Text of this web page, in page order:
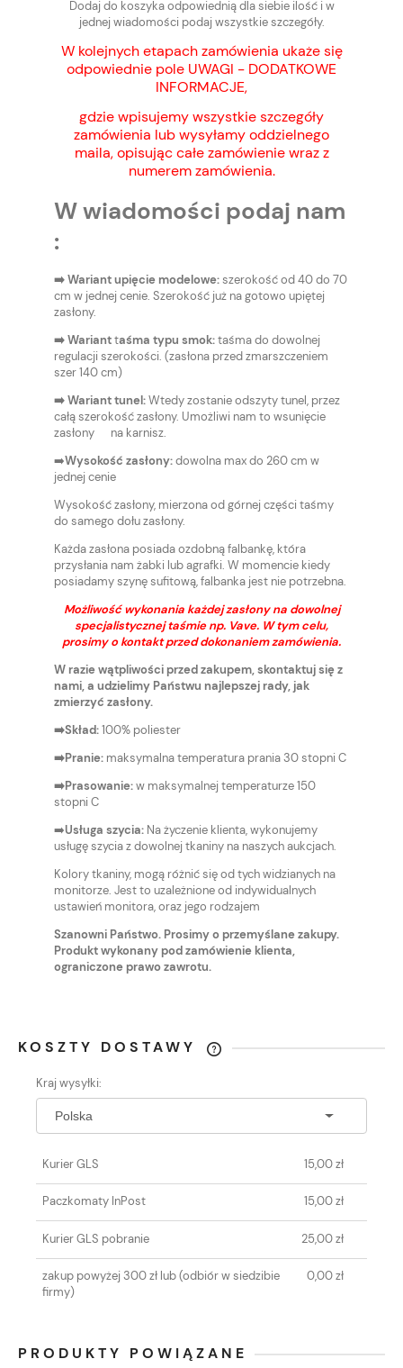
Dodaj do koszyka odpowiednią dla siebie ilość i w
jednej wiadomości podaj wszystkie szczegóły.
W kolejnych etapach zamówienia ukaże się
odpowiednie pole UWAGI - DODATKOWE
INFORMACJE,
gdzie wpisujemy wszystkie szczegóły
zamówienia lub wysyłamy oddzielnego
maila, opisując całe zamówienie wraz z
numerem zamówienia.
W wiadomości podaj nam
:
➡️ Wariant upięcie modelowe:szerokość od 40 do 70
cm w jednej cenie. Szerokość już na gotowo upiętej
zasłony.
➡️Warianttaśma typu smok:taśma do dowolnej
regulacji szerokości. (zasłona przed zmarszczeniem
szer 140 cm)
➡️ Wariant tunel:Wtedy zostanie odszyty tunel, przez
całą szerokość zasłony. Umożliwi nam to wsunięcie
zasłony na karnisz.
➡️Wysokość zasłony:dowolna max do 260 cm w
jednej cenie
Wysokość zasłony, mierzona od górnej części taśmy
do samego dołu zasłony.
Każda zasłona posiada ozdobną falbankę, która
przysłania nam żabki lub agrafki. W momencie kiedy
posiadamy szynę sufitową, falbanka jest nie potrzebna.
Możliwość wykonania każdej zasłony na dowolnej
specjalistycznej taśmie np. Vave. W tym celu,
prosimy o kontakt przed dokonaniem zamówienia.
W razie wątpliwości przed zakupem, skontaktuj się z
nami, a udzielimy Państwu najlepszej rady, jak
zmierzyć zasłony.
➡️Skład:100% poliester
➡️Pranie: maksymalna temperatura prania 30 stopni C
➡️Prasowanie:w maksymalnej temperaturze 150
stopni C
➡️Usługa szycia: Na życzenie klienta, wykonujemy
usługę szycia z dowolnej tkaniny na naszych aukcjach.
Kolory tkaniny, mogą różnić się od tych widzianych na
monitorze. Jest to uzależnione od indywidualnych
ustawień monitora, oraz jego rodzajem
Szanowni Państwo. Prosimy o przemyślane zakupy.
Produkt wykonany pod zamówienie klienta,
ograniczone prawo zawrotu.
KOSZTY DOSTAWY
KOSZTÓW PŁATNOŚCI
Kraj wysyłki:
Kurier GLS 15,00 zł
Paczkomaty InPost 15,00 zł
Kurier GLS pobranie 25,00 zł
zakup powyżej 300 zł lub(odbiór w siedzibie
firmy)
0,00 zł
PRODUKTY POWIĄZANE